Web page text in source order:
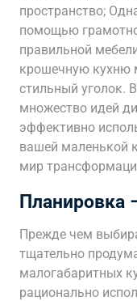
пространство;
помощью
правильной
крошечную кухню
стильный уголок.
множество идей
эффективно
вашей маленькой
мир
Планировка
Прежде чем
тщательно
малогабаритных
рационально